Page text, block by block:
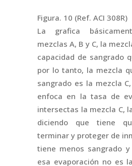
Figura. 10 (Ref. ACI 308R)
La grafica
mezclas A, B y C, la
capacidad de sangrado
por lo tanto, la mezcla
sangrado es la mezcla
enfoca en la tasa de
intersectas la mezcla C,
diciendo que tiene
terminar y proteger de
tiene menos sangrado
esa evaporación no es